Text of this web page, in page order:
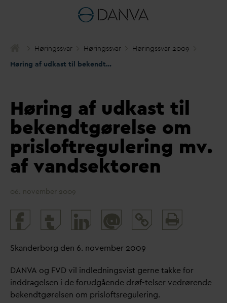
Høringssvar Høringssvar Høringssvar 2009
Høring af udkast til bekendtgørelse om prisloftregulering mv. af
Høring af udkast til
bekendtgørelse om
prisloftregulering mv.
af vandsektoren
06. november 2009
@
and
Skanderborg den 6. november 2009
DANVA og FVD vil indledningsvist gerne takke for
inddragelsen i de forudgående drøf-telser vedrørende
bekendtgørelsen om prisloftsregulering.